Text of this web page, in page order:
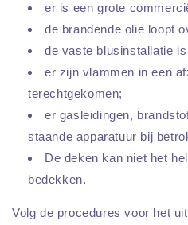
er is een grote
de brandende olie loopt
de vaste blusinstallatie
er zijn vlammen in een
terechtgekomen;
er gasleidingen,
staande apparatuur bij
De deken kan niet het
bedekken.
Volg de procedures voor het